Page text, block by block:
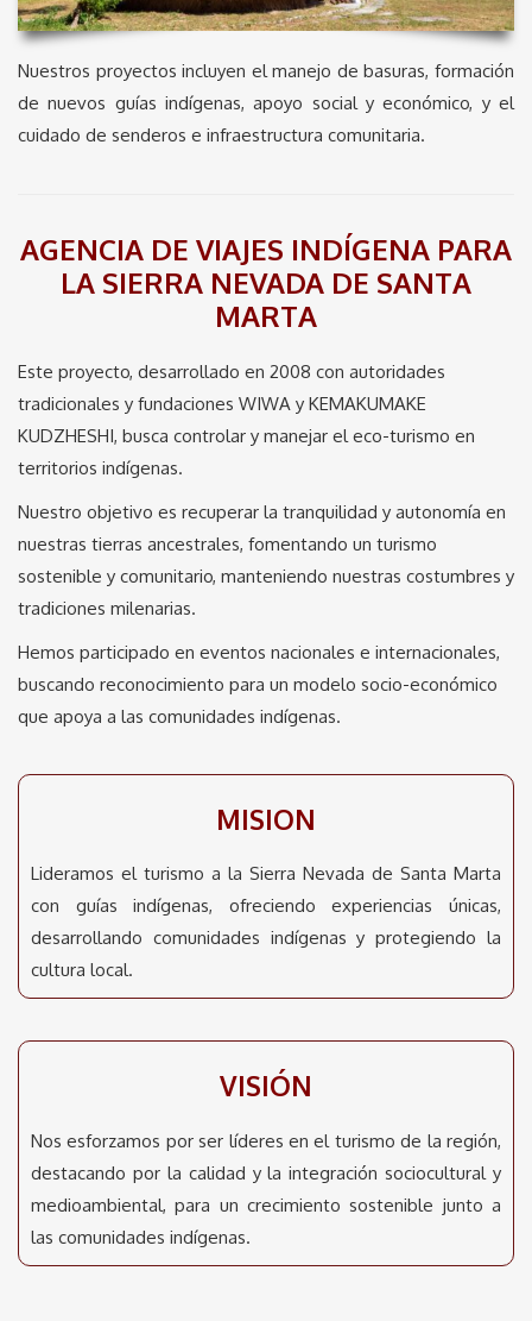
Nuestros proyectos incluyen el manejo de basuras, formación
de nuevos guías indígenas, apoyo social y económico, y el
cuidado de senderos e infraestructura comunitaria.
AGENCIA DE VIAJES INDÍGENA PARA
LA SIERRA NEVADA DE SANTA
MARTA
Este proyecto, desarrollado en 2008 con autoridades
tradicionales y fundaciones WIWA y KEMAKUMAKE
KUDZHESHI, busca controlar y manejar el eco-turismo en
territorios indígenas.
Nuestro objetivo es recuperar la tranquilidad y autonomía en
nuestras tierras ancestrales, fomentando un turismo
sostenible y comunitario, manteniendo nuestras costumbres y
tradiciones milenarias.
Hemos participado en eventos nacionales e internacionales,
buscando reconocimiento para un modelo socio-económico
que apoya a las comunidades indígenas.
MISION
Lideramos el turismo a la Sierra Nevada de Santa Marta
con guías indígenas, ofreciendo experiencias únicas,
desarrollando comunidades indígenas y protegiendo la
cultura local.
VISIÓN
Nos esforzamos por ser líderes en el turismo de la región,
destacando por la calidad y la integración sociocultural y
medioambiental, para un crecimiento sostenible junto a
las comunidades indígenas.